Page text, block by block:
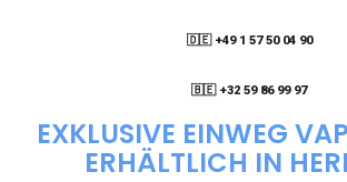
🇩🇪 +49 1 57 50 04 90
🇧🇪 +32 59 86 99 97
EXKLUSIVE EINWEG
ERHÄLTLICH IN